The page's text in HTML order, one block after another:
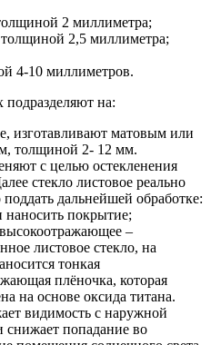
2 миллиметра;
толщиной 2,5 миллиметра;
4-10 миллиметров.
подразделяют на:
изготавливают матовым или
толщиной 2- 12 мм.
с целью остекленения
стекло листовое реально
дальнейшей обработке:
наносить покрытие;
–
листовое стекло, на
тонкая
плёночка, которая
на основе оксида титана.
видимость с наружной
снижает попадание во